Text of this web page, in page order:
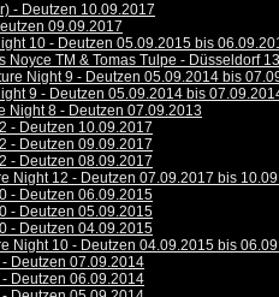
- Deutzen 10.09.2017
09.09.2017
10 - Deutzen 05.09.2015 bis
Noyce TM & Tomas Tulpe - Düsseldorf
Night 9 - Deutzen 05.09.2014 bis
9 - Deutzen 05.09.2014 bis
Night 8 - Deutzen 07.09.2013
- Deutzen 10.09.2017
- Deutzen 09.09.2017
- Deutzen 08.09.2017
Night 12 - Deutzen 07.09.2017 bis
- Deutzen 06.09.2015
- Deutzen 05.09.2015
- Deutzen 04.09.2015
Night 10 - Deutzen 04.09.2015 bis
Deutzen 07.09.2014
Deutzen 06.09.2014